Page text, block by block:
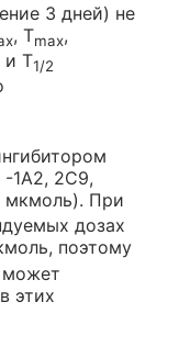
3 дней) не
, Тmax,
и Т1/2
-1А2, 2С9,
мкмоль). При
дозах
поэтому
может
этих